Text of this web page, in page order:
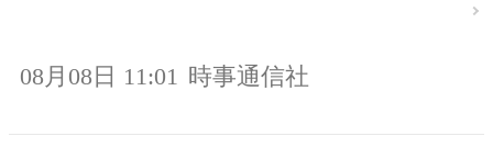
08月08日 11:01 時事通信社